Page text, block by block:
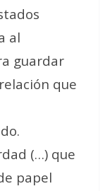
al
guardar
que
(…) que
papel